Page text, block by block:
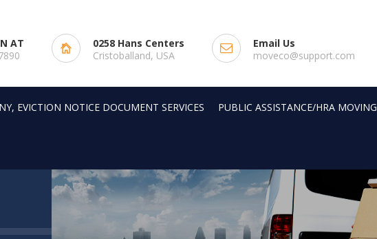
AT
0258 Hans Centers
Cristoballand, USA
Email Us
moveco@support.com
EVICTION NOTICE DOCUMENT SERVICES PUBLIC ASSISTANCE/HRA MOVING